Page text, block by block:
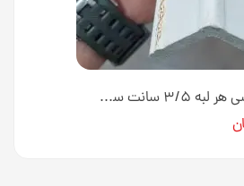
نبشی پی وی سی هر لبه ۳/۵ سانت سفید طلایی کد N-04-228H طول ۳ متر [انبار تهران]